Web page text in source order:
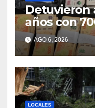
Detuvieron
años con
cocaína
AGO 6, 2026
LOCALES